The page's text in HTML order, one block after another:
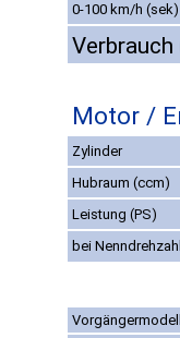
0-100 km/h (sek)
Motor /
Zylinder
Hubraum (ccm)
Leistung (PS)
bei
Vorgängermodell